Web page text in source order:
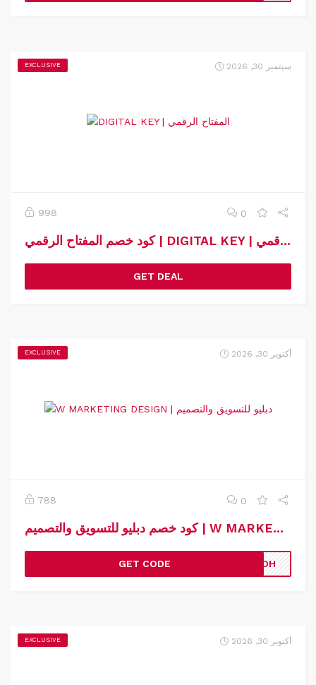
EXCLUSIVE سبتمبر 30, 2026
998 0
كود خصم المفتاح الرقمي | DIGITAL KEY | كوبون خصم المفتاح الرقمي
GET DEAL
EXCLUSIVE أكتوبر 30, 2026
788 0
كود خصم دبليو للتسويق والتصميم | W MARKETING DESIGN | كوبون خصم دبليو للتسويق والتصميم
GET CODE TLDH
EXCLUSIVE أكتوبر 30, 2026